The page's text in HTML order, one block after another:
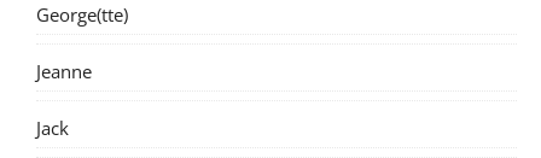
George(tte)
Jeanne
Jack